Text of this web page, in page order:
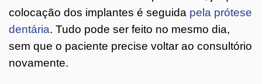
colocação dos implantes é seguida pela prótese
dentária. Tudo pode ser feito no mesmo dia,
sem que o paciente precise voltar ao consultório
novamente.